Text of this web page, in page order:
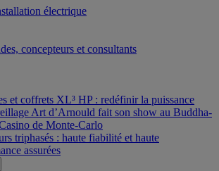
électrique
concepteurs et consultants
et coffrets XL³ HP : redéfinir la puissance
Art d’Arnould fait son show au Buddha-
de Monte-Carlo
triphasés : haute fiabilité et haute
assurées